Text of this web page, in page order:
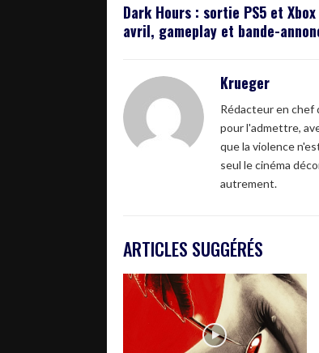
Dark Hours : sortie PS5 et
avril, gameplay et bande-
Krueger
Rédacteur en chef
pour l'admettre,
que la violence
seul le cinéma
autrement.
ARTICLES SUGGÉRÉS